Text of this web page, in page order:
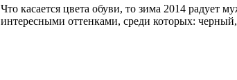
Что касается цвета обуви, то зима 2014
интересными оттенками, среди которых: